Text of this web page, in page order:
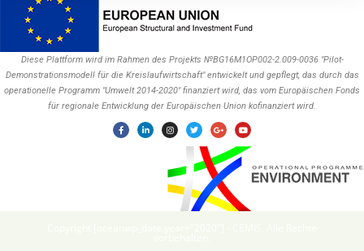
Diese Plattform wird im Rahmen des Projekts №BG16M1OP002-2.009-0036 "Pilot-
Demonstrationsmodell für die Kreislaufwirtschaft" entwickelt und gepflegt, das durch das
operationelle Programm "Umwelt 2014-2020" finanziert wird, das vom Europäischen Fonds
für regionale Entwicklung der Europäischen Union kofinanziert wird.